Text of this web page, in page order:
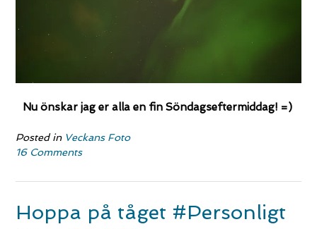
Nu önskar jag er alla en fin Söndagseftermiddag! =)
Posted in Veckans Foto
16 Comments
Hoppa på tåget #Personligt